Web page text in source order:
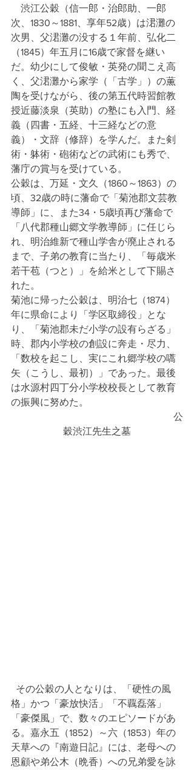
次、1830～1881、享年52歳）は涒灘の
次男、父涒灘の没する１年前、弘化二
（1845）年五月に16歳で家督を継い
だ。幼少にして俊敏・英発の聞こえ高
く、父涒灘から家学（「古学」）の薫
陶を受けながら、後の第五代時習館教
授近藤淡泉（英助）の塾にも入門、経
義（四書・五経、十三経などの意
義）・文辞（修辞）を学んだ。また剣
術・躰術・砲術などの武術にも秀で、
藩庁の賞与を受けている。
公穀は、万延・文久（1860～1863）の
頃、32歳の時に藩命で「菊池郡文芸教
導師」に、また34・5歳頃再び藩命で
「八代郡種山郷文学教導師」に任じら
れ、明治維新で種山学舎が廃止される
まで、子弟の教育に当たり、「毎歳米
若干苞（つと）」を給米として下賜さ
れた。
菊池に帰った公穀は、明治七（1874）
年に県命により「学区取締役」とな
り、「菊池郡未だ小学の設有らざる」
時、郡内小学校の創設に奔走・尽力、
「数校を起こし、実にこれ郷学校の嚆
矢（こうし、最初）」であった。最後
は水源村四丁分小学校校長として教育
の振興に努めた。
穀渋江先生之墓
格」かつ「豪放快活」「不覊磊落」
「豪傑風」で、数々のエピソードがあ
る。嘉永五（1852）～六（1853）年の
天草への『南遊日記』には、老母への
恩顧や弟公木（晩香）への兄弟愛を詠